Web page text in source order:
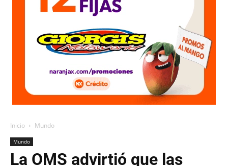
Inicio Mundo
Mundo
La OMS advirtió que las